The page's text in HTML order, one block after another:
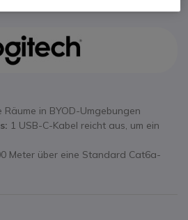
in BYOD-Umgebungen
1 USB-C-Kabel reicht aus, um ein
Meter über eine Standard Cat6a-